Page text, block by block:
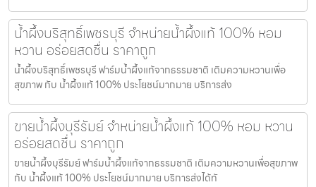
น้ำผึ้งบริสุทธิ์เพชรบุรี จำหน่ายน้ำผึ้งแท้ 100% หอม
หวาน อร่อยสดชื่น ราคาถูก
น้ำผึ้งบริสุทธิ์เพชรบุรี ฟาร์มน้ำผึ้งแท้จากธรรมชาติ เติมความหวานเพื่อ
สุขภาพ กับ น้ำผึ้งแท้ 100% ประโยชน์มากมาย บริการส่ง
ขายน้ำผึ้งบุรีรัมย์ จำหน่ายน้ำผึ้งแท้ 100% หอม หวาน
อร่อยสดชื่น ราคาถูก
ขายน้ำผึ้งบุรีรัมย์ ฟาร์มน้ำผึ้งแท้จากธรรมชาติ เติมความหวานเพื่อสุขภาพ
กับ น้ำผึ้งแท้ 100% ประโยชน์มากมาย บริการส่งได้ทั